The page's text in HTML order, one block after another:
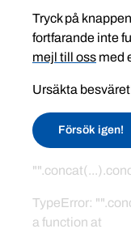
Tryck på
fortfarande inte
mejl till oss med
Ursäkta
Försök igen!
TypeError:
a function at